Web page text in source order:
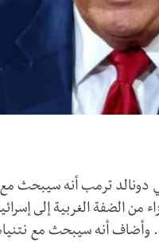
دونالد ترمب أنه سيبحث مع
من الضفة الغربية إلى
وأضاف أنه سيبحث مع